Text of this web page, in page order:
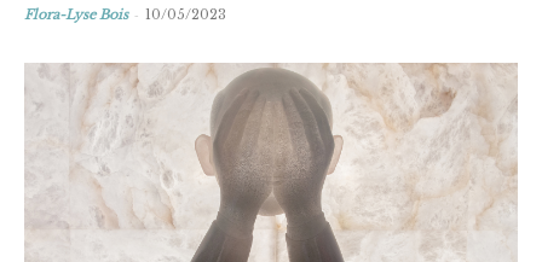
Flora-Lyse Bois - 10/05/2023